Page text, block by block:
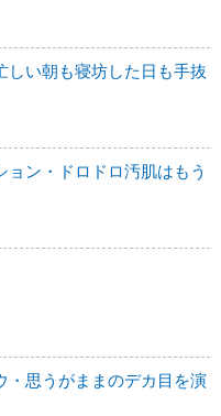
しい朝も寝坊した日も手抜
ョン・ドロドロ汚肌はもう
・思うがままのデカ目を演